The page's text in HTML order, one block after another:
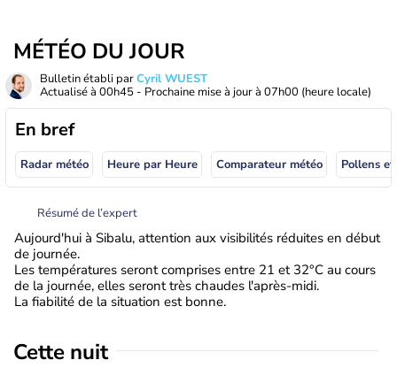
MÉTÉO DU JOUR
Bulletin établi parCyril WUEST
Actualisé à 00h45 - Prochaine mise à jour à 07h00 (heure locale)
En bref
Radar météo Heure par Heure Comparateur météo Pollens
Résumé de l’expert
Aujourd'hui à Sibalu, attention aux visibilités réduites en début
de journée.
Les températures seront comprises entre 21 et 32°C au cours
de la journée, elles seront très chaudes l'après-midi.
La fiabilité de la situation est bonne.
Cette nuit